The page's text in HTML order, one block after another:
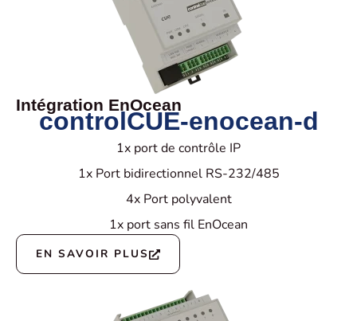
Intégration EnOcean
controlCUE-enocean-d
1x port de contrôle IP
1x Port bidirectionnel RS-232/485
4x Port polyvalent
1x port sans fil EnOcean
EN SAVOIR PLUS